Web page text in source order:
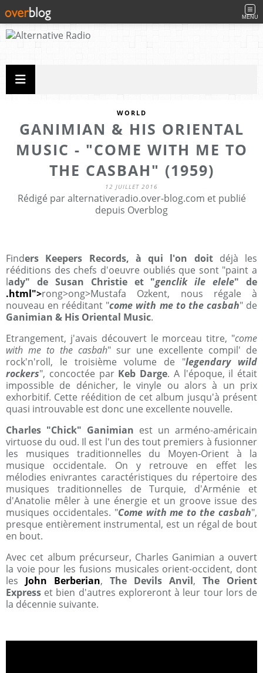
MENU
WORLD
GANIMIAN & HIS ORIENTAL
MUSIC - "COME WITH ME TO
THE CASBAH" (1959)
12 JUILLET 2016
Rédigé par alternativeradio.over-blog.com et publié
depuis Overblog
Finders Keepers Records, à qui l'on doitdéjà les
rééditions des chefs d'oeuvre oubliés que sont "paint a
lady" de Susan Christie et "genclik ile elele" de
.html">rong>ong>Mustafa Ozkent, nous régale à
nouveau en rééditant "come with me to the casbah" de
Ganimian & His Oriental Music.
Etrangement, j'avais découvert le morceau titre, "come
with me to the casbah" sur une excellente compil' de
rock'n'roll, le troisième volume de "legendary wild
rockers", concoctée par Keb Darge. A l'époque, il était
impossible de dénicher, le vinyle ou alors à un prix
exhorbitif. Cette réédition de cet album jusqu'à présent
quasi introuvable est donc une excellente nouvelle.
Charles "Chick" Ganimian est un arméno-américain
virtuose du oud. Il est l'un des tout premiers à fusionner
les musiques traditionnelles du Moyen-Orient à la
musique occidentale. On y retrouve en effet les
mélodies enivrantes caractéristiques du répertoire des
musiques traditionnelles de Turquie, d'Arménie et
d'Anatolie mêler à une énergie et un groove issue des
musiques occidentales. "Come with me to the casbah",
presque entièrement instrumental, est un régal de bout
en bout.
Avec cet album précurseur, Charles Ganimian a ouvert
la voie pour les fusions musicales orient-occident, dont
les John Berberian, The Devils Anvil, The Orient
Express et bien d'autres exploreront à leur tour lors de
la décennie suivante.